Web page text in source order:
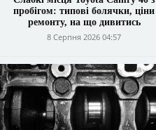
пробігом: типові болячки, ціни
ремонту, на що дивитись
8 Серпня 2026 04:57